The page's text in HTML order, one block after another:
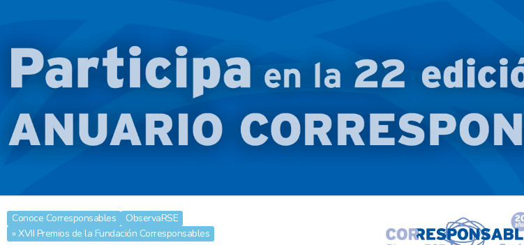
Conoce Corresponsables
ObservaRSE
» XVII Premios de la Fundación Corresponsables